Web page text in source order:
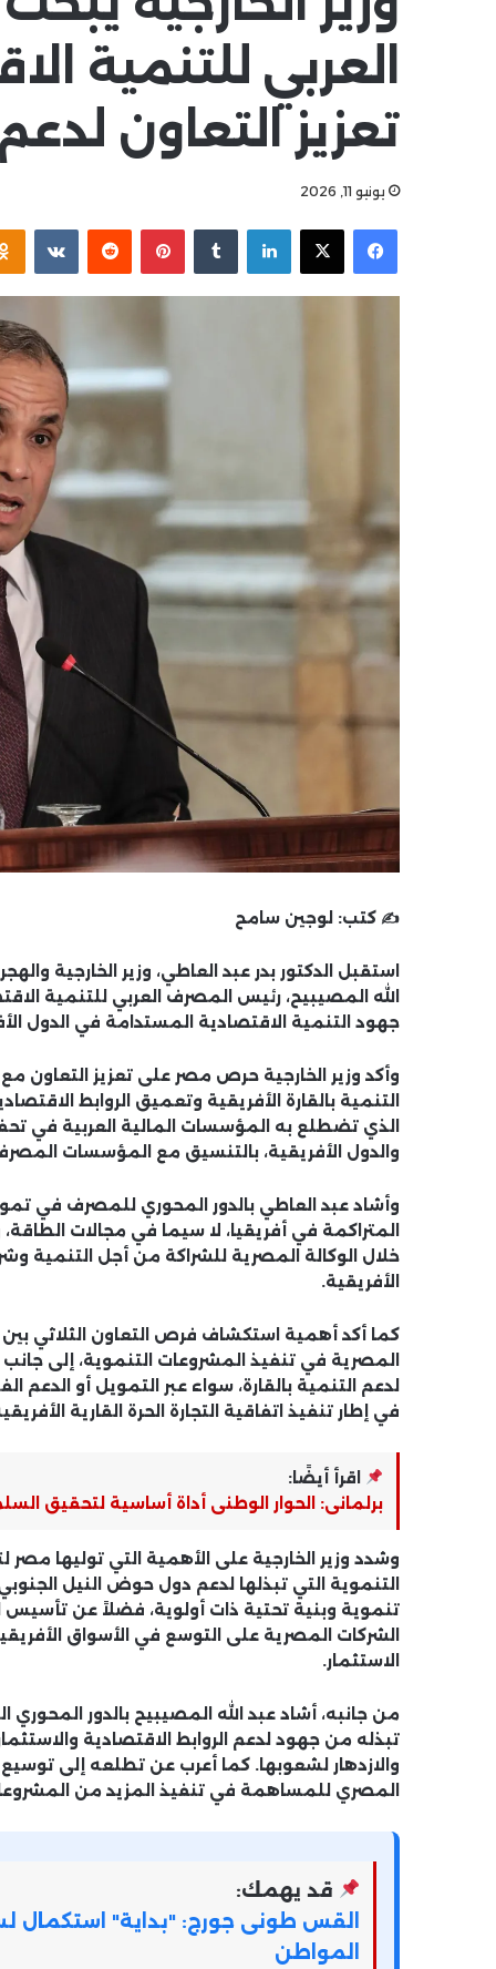
العربي للتنمية
تعزيز التعاون
يونيو 11, 2026
فيسبوك
‫X لينكدإن بينتيريست
✍️ كتب: لوجين سامح
الله المصيبيح، رئيس المصرف العربي للتنمية
جهود التنمية الاقتصادية المستدامة في الدول
وأكد وزير الخارجية حرص مصر على تعزيز
التنمية بالقارة الأفريقية وتعميق الروابط
الذي تضطلع به المؤسسات المالية العربية في
والدول الأفريقية، بالتنسيق مع المؤسسات
وأشاد عبد العاطي بالدور المحوري للمصرف في
المتراكمة في أفريقيا، لا سيما في مجالات الطاقة،
خلال الوكالة المصرية للشراكة من أجل التنمية
الأفريقية.
كما أكد أهمية استكشاف فرص التعاون الثلاثي
المصرية في تنفيذ المشروعات التنموية، إلى
لدعم التنمية بالقارة، سواء عبر التمويل أو الدعم
في إطار تنفيذ اتفاقية التجارة الحرة القارية
اقرأ أيضًا:
برلمانى: الحوار الوطنى أداة أساسية لتحقيق
وشدد وزير الخارجية على الأهمية التي توليها مصر
التنموية التي تبذلها لدعم دول حوض النيل
تنموية وبنية تحتية ذات أولوية، فضلاً عن تأسيس
الشركات المصرية على التوسع في الأسواق
الاستثمار.
من جانبه، أشاد عبد الله المصيبيح بالدور
تبذله من جهود لدعم الروابط الاقتصادية
والازدهار لشعوبها. كما أعرب عن تطلعه إلى
المصري للمساهمة في تنفيذ المزيد من
قد يهمك:
القس طونى جورج: "بداية" استكمال
المواطن